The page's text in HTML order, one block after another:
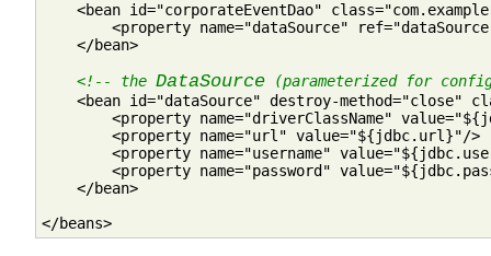
<bean id="corporateEventDao"
<property name="dataSource"
    </bean>
<!-- the DataSource (parameterized for
<bean id="dataSource" destroy-method="close"
<property name="driverClassName"
        <property name="url" value="${jdbc.url}"/>
<property name="username"
<property name="password"
    </bean>
</beans>